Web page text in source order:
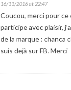
16/11/2016 at 22:47
Coucou, merci pour ce
participe avec plaisir,
de la marque : chanca
suis dejà sur FB. Merci